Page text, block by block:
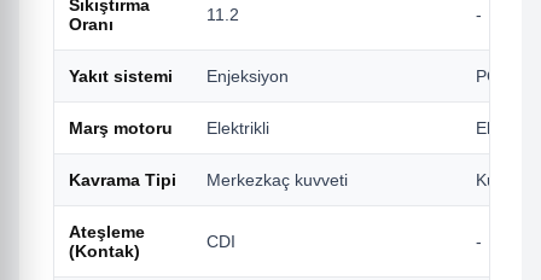
Sıkıştırma
Oranı
11.2 -
Yakıt sistemi Enjeksiyon PGM-FI
Marş motoru Elektrikli Elektrikli
Kavrama Tipi Merkezkaç kuvveti Kuru
Ateşleme
(Kontak)
CDI -